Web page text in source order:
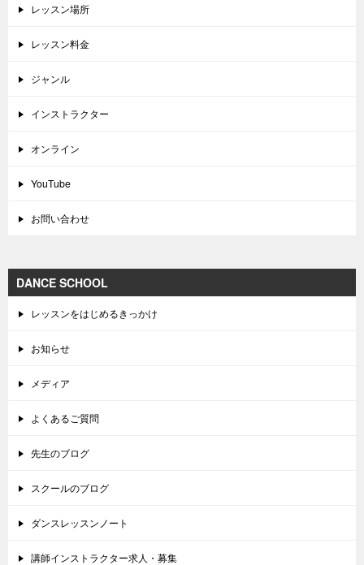
レッスン場所
レッスン料金
ジャンル
インストラクター
オンライン
YouTube
お問い合わせ
DANCE SCHOOL
レッスンをはじめるきっかけ
お知らせ
メディア
よくあるご質問
先生のブログ
スクールのブログ
ダンスレッスンノート
講師インストラクター求人・募集